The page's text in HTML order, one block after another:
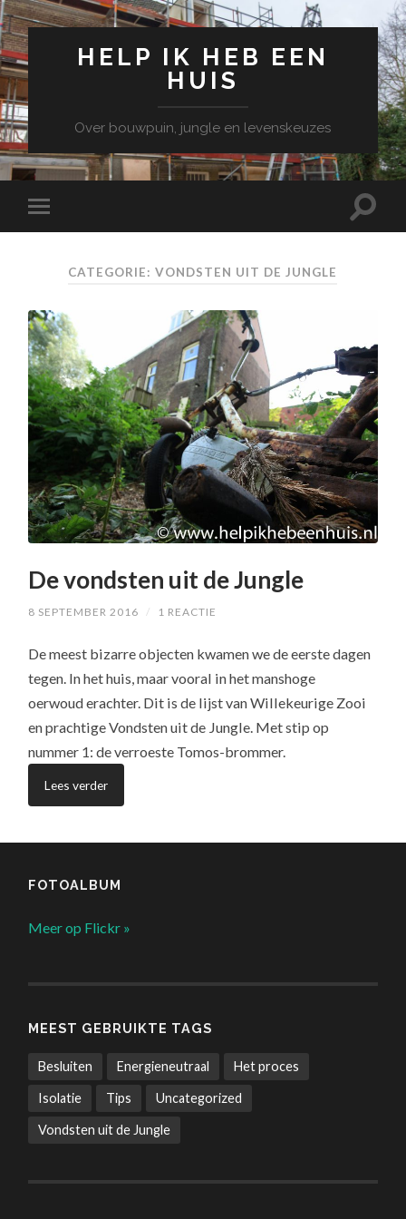
HELP IK HEB EEN
HUIS
Over bouwpuin, jungle en levenskeuzes
CATEGORIE: VONDSTEN UIT DE JUNGLE
De vondsten uit de Jungle
8 SEPTEMBER 2016 / 1 REACTIE
De meest bizarre objecten kwamen we de eerste dagen
tegen. In het huis, maar vooral in het manshoge
oerwoud erachter. Dit is de lijst van Willekeurige Zooi
en prachtige Vondsten uit de Jungle. Met stip op
nummer 1: de verroeste Tomos-brommer.
Lees verder
FOTOALBUM
Meer op Flickr »
MEEST GEBRUIKTE TAGS
Besluiten Energieneutraal Het proces
Isolatie Tips Uncategorized
Vondsten uit de Jungle